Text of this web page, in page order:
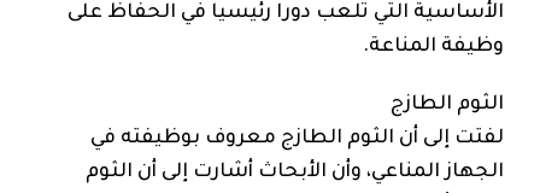
الأساسية التي تلعب دورا رئيسيا في الحفاظ على
وظيفة المناعة.
الثوم الطازج
لفتت إلى أن الثوم الطازج معروف بوظيفته في
الجهاز المناعي، وأن الأبحاث أشارت إلى أن الثوم